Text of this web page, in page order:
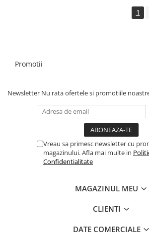
1
Promotii
Newsletter Nu rata ofertele si promotiile
Vreau sa primesc newsletter cu
magazinului. Afla mai multe in
Confidentialitate
MAGAZINUL MEU
CLIENTI
DATE COMERCIALE